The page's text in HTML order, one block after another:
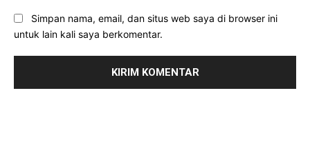
Simpan nama, email, dan situs web saya di browser ini
untuk lain kali saya berkomentar.